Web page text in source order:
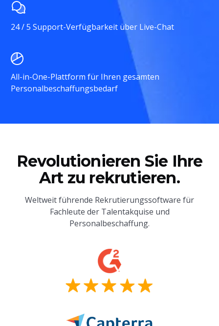
24 / 5 Support-Verfügbarkeit über Live-Chat
All-in-One-Plattform für Ihren gesamten
Personalbeschaffungsbedarf
Revolutionieren Sie Ihre
Art zu rekrutieren.
Weltweit führende Rekrutierungssoftware für
Fachleute der Talentakquise und
Personalbeschaffung.